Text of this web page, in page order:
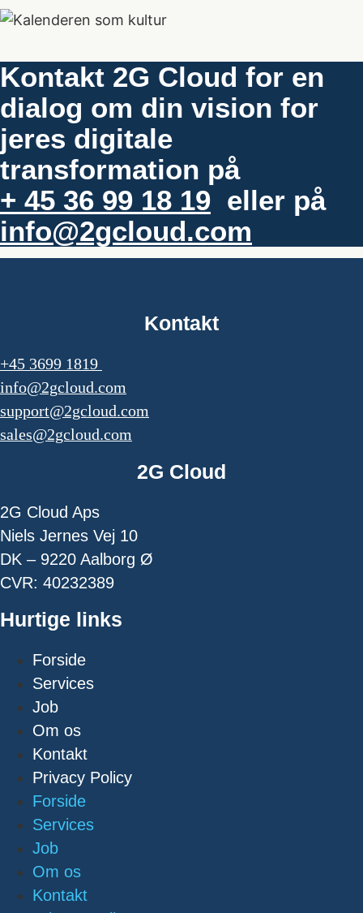
Kontakt 2G Cloud for en
dialog om din vision for
jeres digitale
transformation på
+ 45 36 99 18 19 eller på
info@2gcloud.com
Kontakt
+45 3699 1819
info@2gcloud.com
support@2gcloud.com
sales@2gcloud.com
2G Cloud
2G Cloud Aps
Niels Jernes Vej 10
DK – 9220 Aalborg Ø
CVR: 40232389
Hurtige links
Forside
Services
Job
Om os
Kontakt
Privacy Policy
Forside
Services
Job
Om os
Kontakt